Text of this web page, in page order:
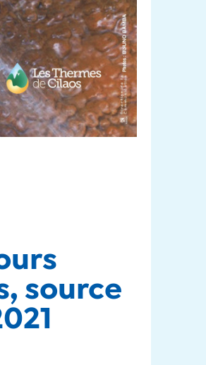
source